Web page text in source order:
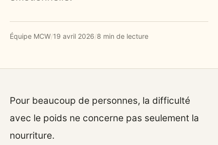
Équipe MCW/19 avril 2026/8 min de lecture
Pour beaucoup de personnes, la difficulté
avec le poids ne concerne pas seulement la
nourriture.